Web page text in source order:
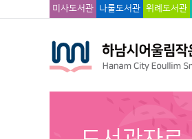
미사도서관 나룰도서관 위례도서관